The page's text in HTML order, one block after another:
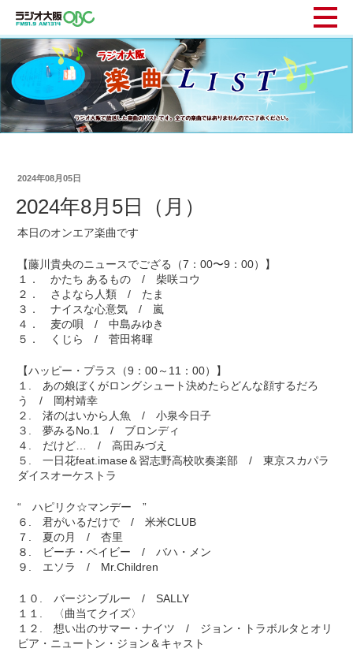
2024年08月05日
2024年8月5日（月）
本日のオンエア楽曲です
【藤川貴央のニュースでござる（7：00〜9：00）】
１． かたち あるもの / 柴咲コウ
２． さよなら人類 / たま
３． ナイスな心意気 / 嵐
４． 麦の唄 / 中島みゆき
５． くじら / 菅田将暉
【ハッピー・プラス（9：00～11：00）】
１. あの娘ぼくがロングシュート決めたらどんな顔するだろ
う / 岡村靖幸
２. 渚のはいから人魚 / 小泉今日子
３. 夢みるNo.1 / ブロンディ
４. だけど… / 高田みづえ
５. 一日花feat.imase＆習志野高校吹奏楽部 / 東京スカパラ
ダイスオーケストラ
“ ハピリク☆マンデー ”
６. 君がいるだけで / 米米CLUB
７. 夏の月 / 杏里
８. ビーチ・ベイビー / バハ・メン
９. エソラ / Mr.Children
１０. バージンブルー / SALLY
１１. 〈曲当てクイズ〉
１２. 想い出のサマー・ナイツ / ジョン・トラボルタとオリ
ビア・ニュートン・ジョン＆キャスト